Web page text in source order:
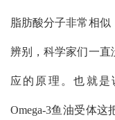
脂肪酸分子非常相
辨别，科学家们一直
应的原理。也就
Omega-3鱼油受体这